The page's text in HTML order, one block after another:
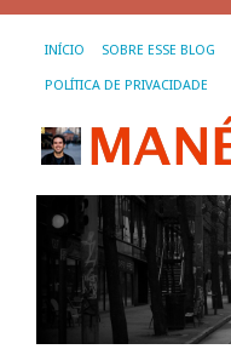
INÍCIO SOBRE ESSE BLOG
POLÍTICA DE PRIVACIDADE